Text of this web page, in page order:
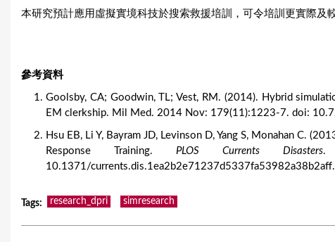
本研究預計應用虛擬實境科技於搜索救援培訓，可令培訓更實際及
參考資料
Goolsby, CA; Goodwin, TL; Vest, RM. (2014). Hybrid
EM clerkship. Mil Med. 2014 Nov: 179(11):1223-7. doi:
Hsu EB, Li Y, Bayram JD, Levinson D, Yang S, Monahan C.
Response Training. PLOS Currents Disasters.
10.1371/currents.dis.1ea2b2e71237d5337fa53982a38b2aff.
Tags: research_dpri simresearch